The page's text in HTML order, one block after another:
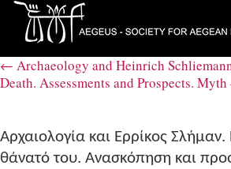
← Archaeology and Heinrich
Death. Αssessments and Prospects.
Αρχαιολογία και Ερρίκος
θάνατό του. Aνασκόπηση και